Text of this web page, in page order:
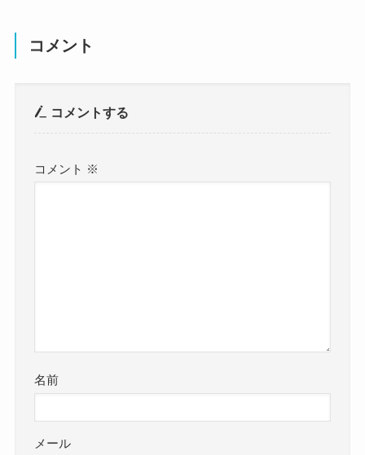
コメント
コメントする
コメント ※
名前
メール